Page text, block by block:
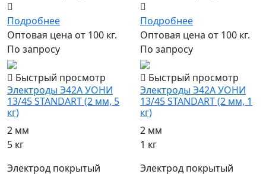
Подробнее
Оптовая цена от 100 кг.
По запросу
Подробнее
Оптовая цена от 100 кг.
По запросу
Быстрый просмотр
Электроды Э42А УОНИ
13/45 STANDART (2 мм, 5
кг)
2 мм
5 кг
Электрод покрытый
Быстрый просмотр
Электроды Э42А УОНИ
13/45 STANDART (2 мм, 1
кг)
2 мм
1 кг
Электрод покрытый